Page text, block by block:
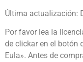
Última actualización:
Por favor lea la
de clickar en el botón
Eula». Antes de